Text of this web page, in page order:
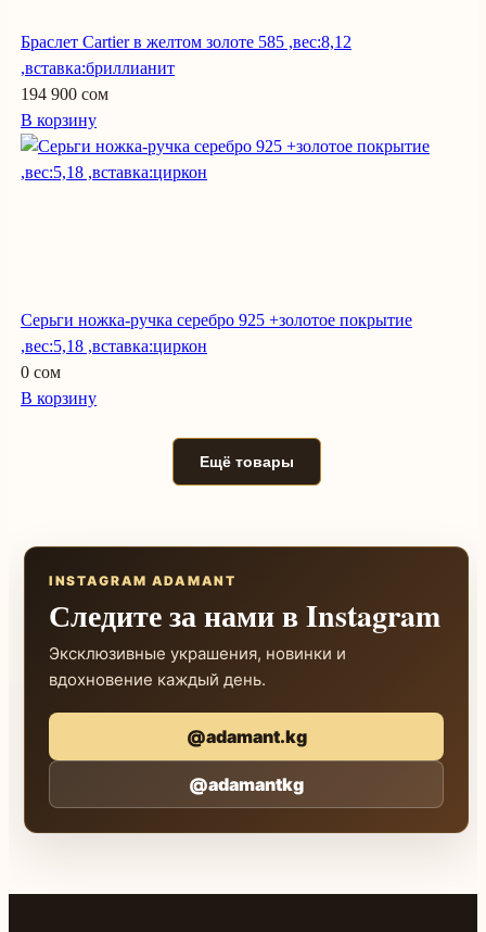
Браслет Cartier в желтом золоте 585 ,вес:8,12
,вставка:бриллианит
194 900 сом
В корзину
Серьги ножка-ручка серебро 925 +золотое покрытие
,вес:5,18 ,вставка:циркон
0 сом
В корзину
Ещё товары
INSTAGRAM ADAMANT
Следите за нами в Instagram
Эксклюзивные украшения, новинки и
вдохновение каждый день.
@adamant.kg
@adamantkg